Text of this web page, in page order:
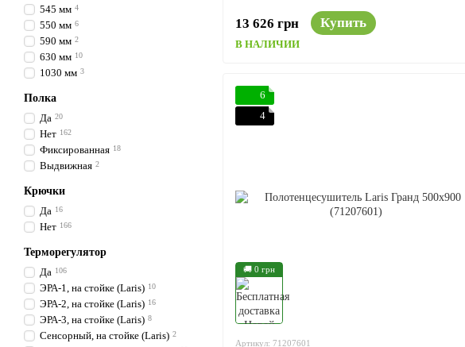
13 626 грн Купить
В НАЛИЧИИ
🚚 0 грн
6
4
Артикул: 71207601
545 мм 4
550 мм 6
590 мм 2
630 мм 10
1030 мм 3
Полка
Да 20
Нет 162
Фиксированная 18
Выдвижная 2
Крючки
Да 16
Нет 166
Терморегулятор
Да 106
ЭРА-1, на стойке (Laris) 10
ЭРА-2, на стойке (Laris) 16
ЭРА-3, на стойке (Laris) 8
Сенсорный, на стойке (Laris) 2